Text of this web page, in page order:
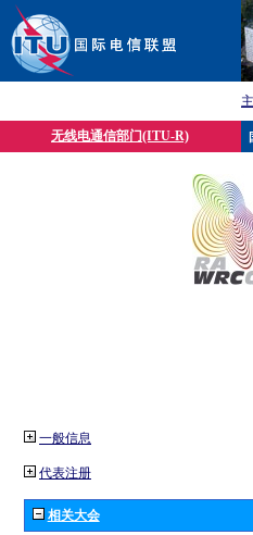
无线电通信部门(ITU-R)
一般信息
代表注册
相关大会